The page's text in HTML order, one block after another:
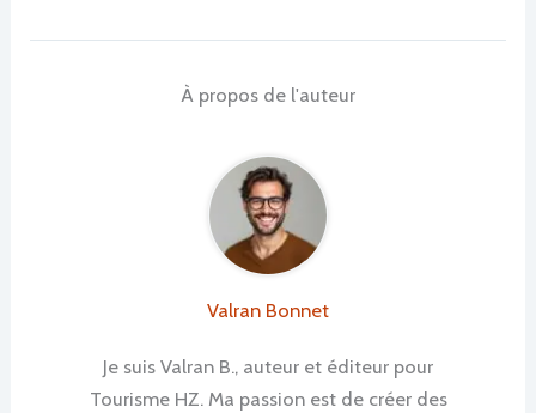
À propos de l'auteur
Valran Bonnet
Je suis Valran B., auteur et éditeur pour
Tourisme HZ. Ma passion est de créer des